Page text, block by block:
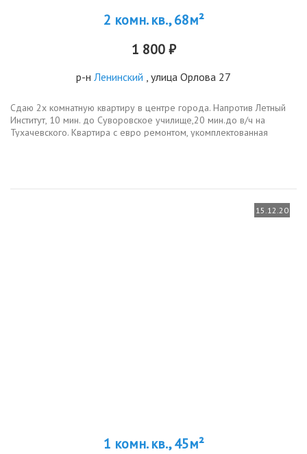
2 комн. кв., 68м²
1 800 ₽
р-н Ленинский , улица Орлова 27
Сдаю 2х комнатную квартиру в центре города. Напротив Летный
Институт, 10 мин. до Суворовское училище,20 мин.до в/ч на
Тухачевского. Квартира с евро ремонтом, укомплектованная
15.12.20
1 комн. кв., 45м²